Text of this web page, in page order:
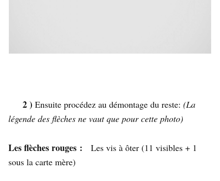
2 ) Ensuite procédez au démontage du reste: (La
légende des flèches ne vaut que pour cette photo)
Les flèches rouges : Les vis à ôter (11 visibles + 1
sous la carte mère)